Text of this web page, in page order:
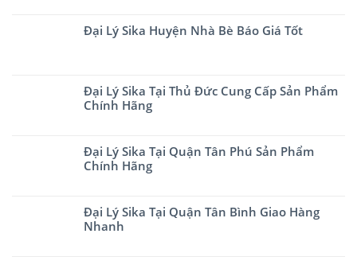
Đại Lý Sika Huyện Nhà Bè Báo Giá Tốt
Đại Lý Sika Tại Thủ Đức Cung Cấp Sản Phẩm
Chính Hãng
Đại Lý Sika Tại Quận Tân Phú Sản Phẩm
Chính Hãng
Đại Lý Sika Tại Quận Tân Bình Giao Hàng
Nhanh